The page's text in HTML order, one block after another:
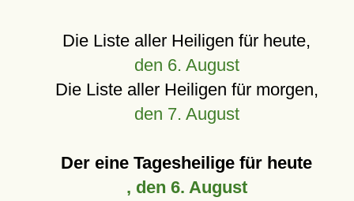
Die Liste aller Heiligen für heute,
den 6. August
Die Liste aller Heiligen für morgen,
den 7. August
Der eine Tagesheilige für heute
, den 6. August